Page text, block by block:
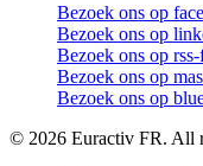
Bezoek ons op
Bezoek ons op
Bezoek ons op rss-
Bezoek ons op
Bezoek ons op
© 2026 Euractiv FR. All